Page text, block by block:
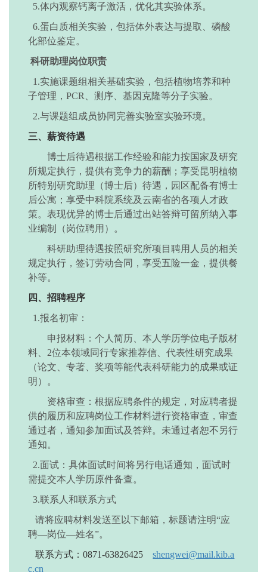
5.体内观察钙离子激活，优化其实验体系。
6.蛋白质相关实验，包括体外表达与提取、磷酸
化部位鉴定。
科研助理岗位职责
1.实施课题组相关基础实验，包括植物培养和种
子管理，PCR、测序、基因克隆等分子实验。
2.与课题组成员协同完善实验室实验环境。
三、薪资待遇
博士后待遇根据工作经验和能力按国家及研究
所规定执行，提供有竞争力的薪酬；享受昆明植物
所特别研究助理（博士后）待遇，园区配备有博士
后公寓；享受中科院系统及云南省的各项人才政
策。表现优异的博士后通过出站答辩可留所纳入事
业编制（岗位聘用）。
科研助理待遇按照研究所项目聘用人员的相关
规定执行，签订劳动合同，享受五险一金，提供餐
补等。
四、招聘程序
1.报名初审：
申报材料：个人简历、本人学历学位电子版材
料、 2位本领域同行专家推荐信、代表性研究成果
（论文、专著、奖项等能代表科研能力的成果或证
明）。
资格审查：根据应聘条件的规定，对应聘者提
供的履历和应聘岗位工作材料进行资格审查，审查
通过者，通知参加面试及答辩。未通过者恕不另行
通知。
2.面试：具体面试时间将另行电话通知，面试时
需提交本人学历原件备查。
3.联系人和联系方式
请将应聘材料发送至以下邮箱，标题请注明“应
聘—岗位—姓名”。
联系方式：0871-63826425 shengwei@mail.kib.a
c.cn